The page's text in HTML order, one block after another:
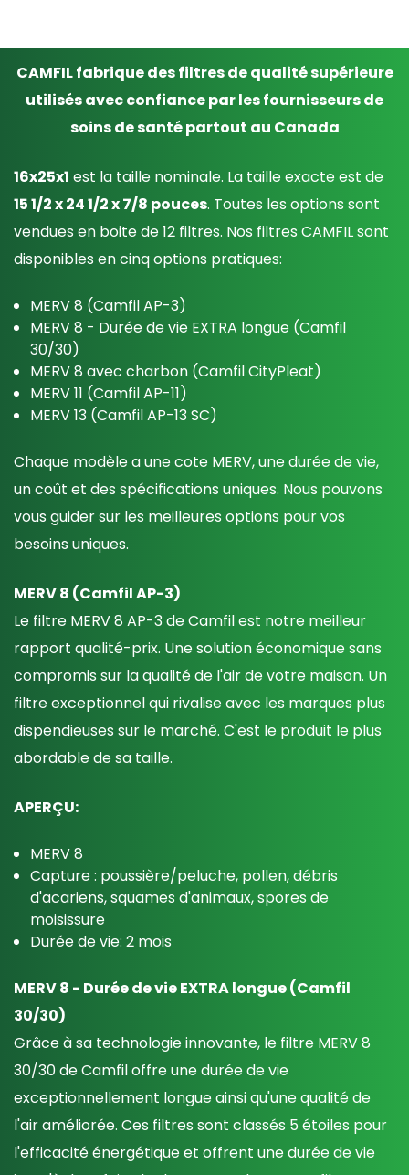
CAMFIL fabrique des filtres de qualité supérieure
utilisés avec confiance par les fournisseurs de
soins de santé partout au Canada
16x25x1 est la taille nominale. La taille exacte est de
15 1/2 x 24 1/2 x 7/8 pouces. Toutes les options sont
vendues en boite de 12 filtres. Nos filtres CAMFIL sont
disponibles en cinq options pratiques:
MERV 8 (Camfil AP-3)
MERV 8 - Durée de vie EXTRA longue (Camfil
30/30)
MERV 8 avec charbon (Camfil CityPleat)
MERV 11 (Camfil AP-11)
MERV 13 (Camfil AP-13 SC)
Chaque modèle a une cote MERV, une durée de vie,
un coût et des spécifications uniques. Nous pouvons
vous guider sur les meilleures options pour vos
besoins uniques.
MERV 8 (Camfil AP-3)
Le filtre MERV 8 AP-3 de Camfil est notre meilleur
rapport qualité-prix. Une solution économique sans
compromis sur la qualité de l'air de votre maison. Un
filtre exceptionnel qui rivalise avec les marques plus
dispendieuses sur le marché. C'est le produit le plus
abordable de sa taille.
APERÇU:
MERV 8
Capture : poussière/peluche, pollen, débris
d'acariens, squames d'animaux, spores de
moisissure
Durée de vie: 2 mois
MERV 8 - Durée de vie EXTRA longue (Camfil
30/30)
Grâce à sa technologie innovante, le filtre MERV 8
30/30 de Camfil offre une durée de vie
exceptionnellement longue ainsi qu'une qualité de
l'air améliorée. Ces filtres sont classés 5 étoiles pour
l'efficacité énergétique et offrent une durée de vie